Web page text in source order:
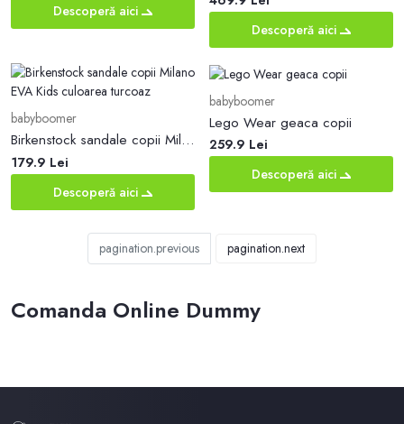
Descoperă aici
Descoperă aici
babyboomer
Birkenstock sandale copii Milano EVA Kids culoarea turcoaz
179.9 Lei
Descoperă aici
babyboomer
Lego Wear geaca copii
259.9 Lei
Descoperă aici
pagination.previous pagination.next
Comanda Online Dummy